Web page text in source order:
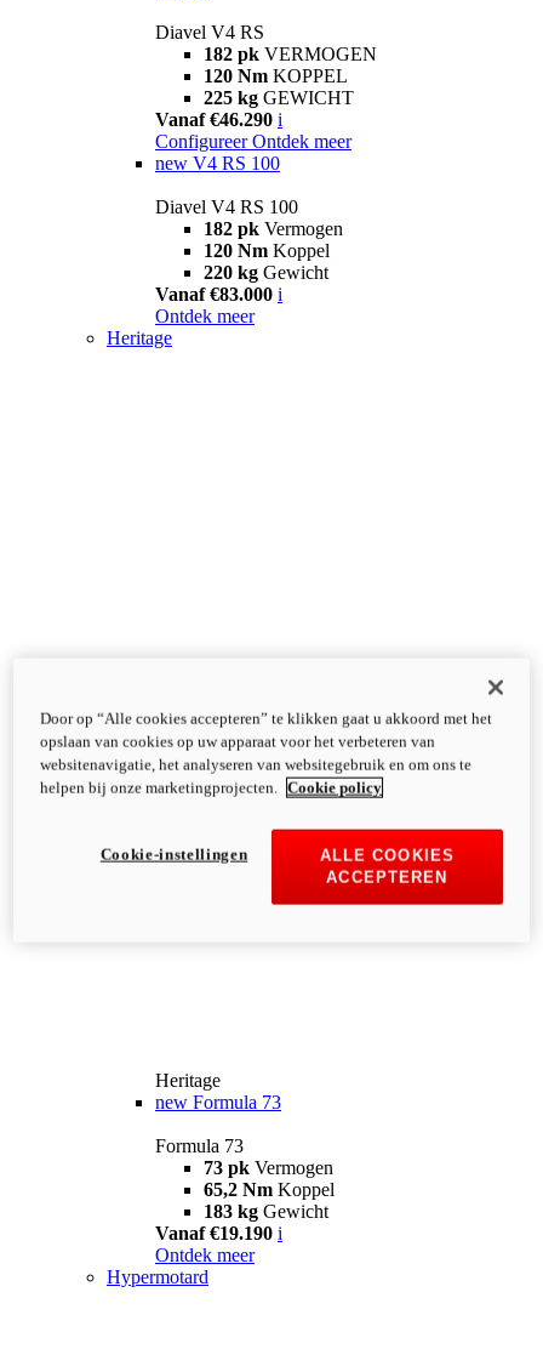
Diavel V4 RS
182 pk VERMOGEN
120 Nm KOPPEL
225 kg GEWICHT
Vanaf €46.290 i
Configureer Ontdek meer
new V4 RS 100
Diavel V4 RS 100
182 pk Vermogen
120 Nm Koppel
220 kg Gewicht
Vanaf €83.000 i
Ontdek meer
Heritage
Heritage
new Formula 73
Formula 73
73 pk Vermogen
65,2 Nm Koppel
183 kg Gewicht
Vanaf €19.190 i
Ontdek meer
Hypermotard
Door op “Alle cookies accepteren” te klikken gaat u akkoord met het
opslaan van cookies op uw apparaat voor het verbeteren van
websitenavigatie, het analyseren van websitegebruik en om ons te
helpen bij onze marketingprojecten.
Cookie policy
ALLE COOKIES
ACCEPTEREN
Cookie-instellingen